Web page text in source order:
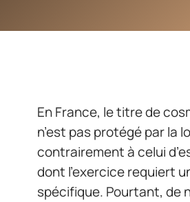
En France, le titre de
n’est pas protégé par la
contrairement à celui
dont l’exercice requiert
spécifique. Pourtant, de